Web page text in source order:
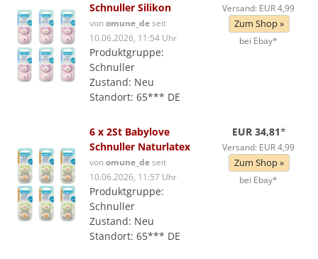
Schnuller Silikon
vonomune_deseit
10.06.2026, 11:54 Uhr
Produktgruppe:
Schnuller
Zustand: Neu
Standort: 65*** DE
Versand: EUR 4,99
Zum Shop »
bei Ebay*
6 x 2St Babylove
Schnuller Naturlatex
vonomune_deseit
10.06.2026, 11:57 Uhr
Produktgruppe:
Schnuller
Zustand: Neu
Standort: 65*** DE
EUR 34,81*
Versand: EUR 4,99
Zum Shop »
bei Ebay*